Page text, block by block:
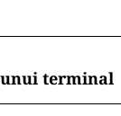
terminal